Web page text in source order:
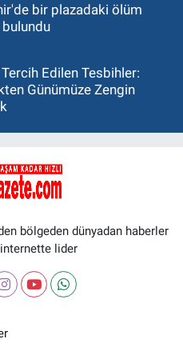
bir plazadaki ölüm
Edilen Tesbihler:
Günümüze Zengin
bölgeden dünyadan haberler
lider